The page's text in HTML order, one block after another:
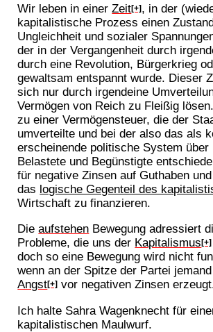
Wir leben in einerZeit[+] , in der
kapitalistische Prozess einen
Ungleichheit und sozialer
der in der Vergangenheit durch
durch eine Revolution, Bürgerkrieg
gewaltsam entspannt wurde. Dieser
sich nur durch irgendeine
Vermögen von Reich zu Fleißig
zu einer Vermögensteuer, die der
umverteilte und bei der also das als
erscheinende politische System über
Belastete und Begünstigte
für negative Zinsen auf Guthaben
das logische Gegenteil des
Wirtschaft zu finanzieren.
Dieaufstehen Bewegung adressiert
Probleme, die uns der Kapitalismus[+]
doch so eine Bewegung wird nicht
wenn an der Spitze der Partei
Angst[+] vor negativen Zinsen
Ich halte Sahra Wagenknecht für
kapitalistischen Maulwurf.